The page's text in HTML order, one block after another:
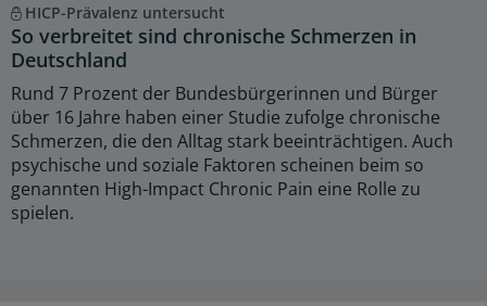
HICP-Prävalenz untersucht
So verbreitet sind chronische Schmerzen in
Deutschland
Rund 7 Prozent der Bundesbürgerinnen und Bürger
über 16 Jahre haben einer Studie zufolge chronische
Schmerzen, die den Alltag stark beeinträchtigen. Auch
psychische und soziale Faktoren scheinen beim so
genannten High-Impact Chronic Pain eine Rolle zu
spielen.